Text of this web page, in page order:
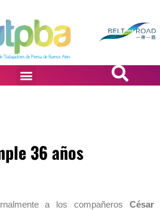
36 años
a los compañeros César